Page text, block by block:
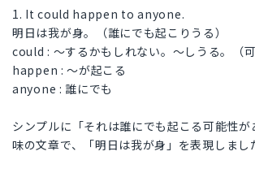
1. It could happen to anyone.
明日は我が身。（誰にでも起こりうる）
could : ～するかもしれない。～しうる。（可
happen : ～が起こる
anyone : 誰にでも
シンプルに「それは誰にでも起こる可能性
味の文章で、「明日は我が身」を表現しまし